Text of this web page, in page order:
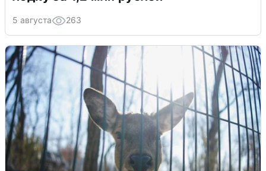
5 августа 263